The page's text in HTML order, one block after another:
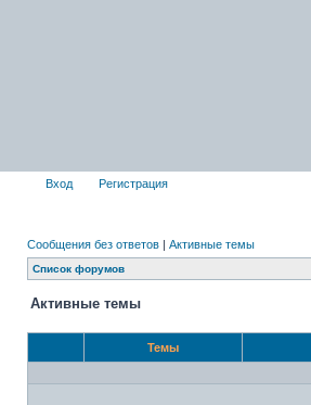
Вход Регистрация
Сообщения без ответов | Активные темы
Список форумов
Активные темы
Темы